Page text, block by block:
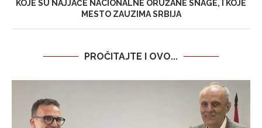
KOJE SU NAJJAČE NACIONALNE ORUŽANE SNAGE, I KOJE
MESTO ZAUZIMA SRBIJA
PROČITAJTE I OVO...